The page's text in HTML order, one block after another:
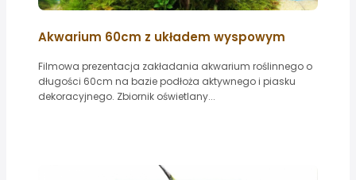
Akwarium 60cm z układem wyspowym
Filmowa prezentacja zakładania akwarium roślinnego o
długości 60cm na bazie podłoża aktywnego i piasku
dekoracyjnego. Zbiornik oświetlany...